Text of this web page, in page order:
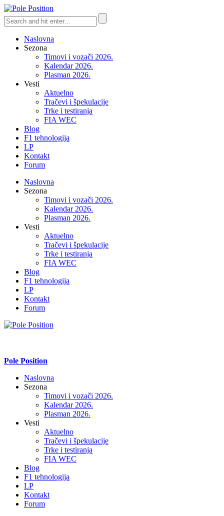
Naslovna
Sezona
Timovi i vozači 2026.
Kalendar 2026.
Plasman 2026.
Vesti
Aktuelno
Tračevi i špekulacije
Trke i testiranja
FIA WEC
Blog
F1 tehnologija
LP
Kontakt
Forum
Naslovna
Sezona
Timovi i vozači 2026.
Kalendar 2026.
Plasman 2026.
Vesti
Aktuelno
Tračevi i špekulacije
Trke i testiranja
FIA WEC
Blog
F1 tehnologija
LP
Kontakt
Forum
Pole Position
Naslovna
Sezona
Timovi i vozači 2026.
Kalendar 2026.
Plasman 2026.
Vesti
Aktuelno
Tračevi i špekulacije
Trke i testiranja
FIA WEC
Blog
F1 tehnologija
LP
Kontakt
Forum